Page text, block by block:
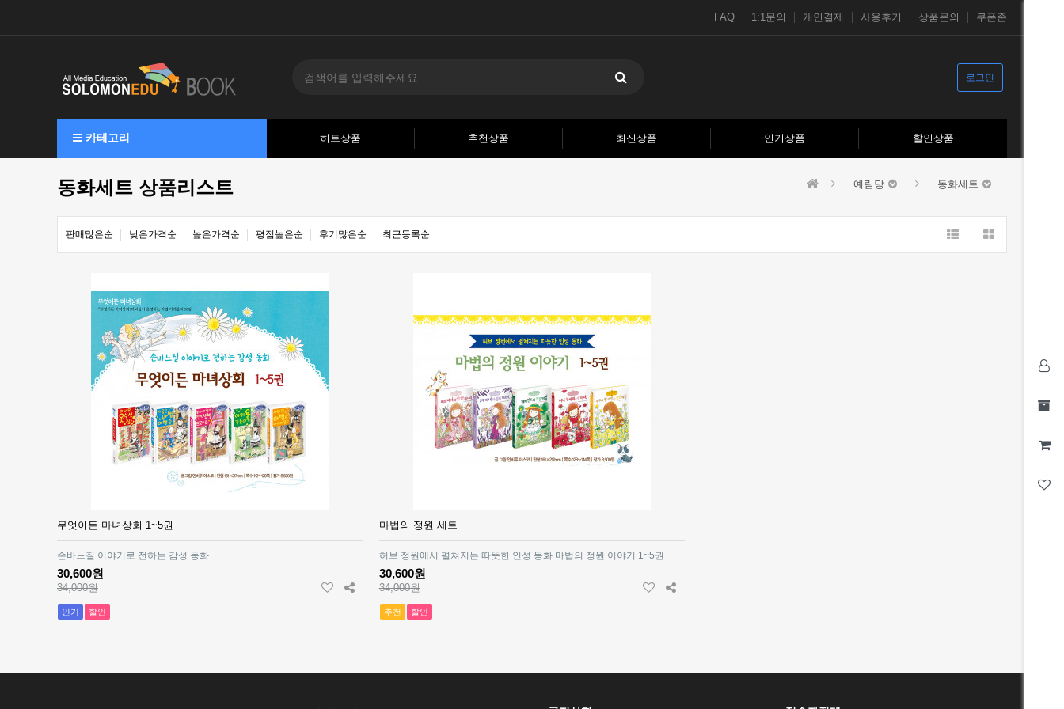
FAQ 1:1문의 개인결제 사용후기 상품문의 쿠폰존
로그인
카테고리 히트상품 추천상품 최신상품 인기상품 할인상품
동화세트 상품리스트 예림당 동화세트
판매많은순 낮은가격순 높은가격순 평점높은순 후기많은순 최근등록순
무엇이든 마녀상회 1~5권
손바느질 이야기로 전하는 감성 동화
30,600원
34,000원
인기 할인
마법의 정원 세트
허브 정원에서 펼쳐지는 따뜻한 인성 동화 마법의 정원 이야기 1~5권
30,600원
34,000원
추천 할인